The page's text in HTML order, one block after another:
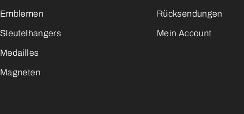
Emblemen
Sleutelhangers
Medailles
Magneten
Rücksendungen
Mein Account